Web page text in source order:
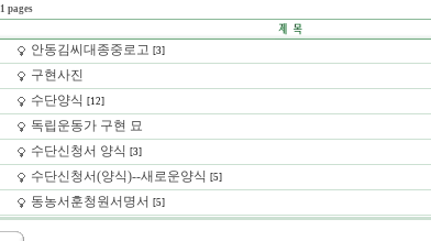
1 pages
안동김씨대종중로고 [3]
구현사진
수단양식 [12]
독립운동가 구현 묘
수단신청서 양식 [3]
수단신청서(양식)--새로운양식 [5]
동농서훈청원서명서 [5]